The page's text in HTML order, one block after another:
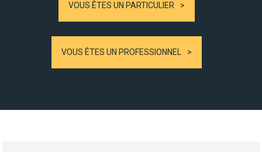
VOUS ÊTES UN PARTICULIER
VOUS ÊTES UN PROFESSIONNEL